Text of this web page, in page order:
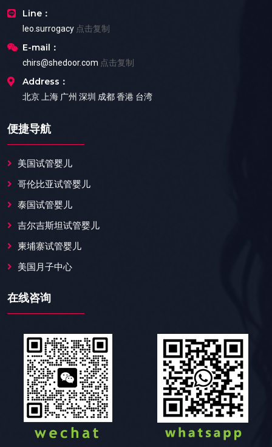
Line：
leo.surrogacy 点击复制
E-mail：
chirs@shedoor.com 点击复制
Address：
北京 上海 广州 深圳 成都 香港 台湾
便捷导航
美国试管婴儿
哥伦比亚试管婴儿
泰国试管婴儿
吉尔吉斯坦试管婴儿
柬埔寨试管婴儿
美国月子中心
在线咨询